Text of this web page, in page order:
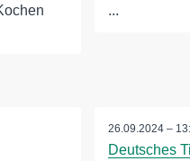
...
26.09.2024 –
Deutsches